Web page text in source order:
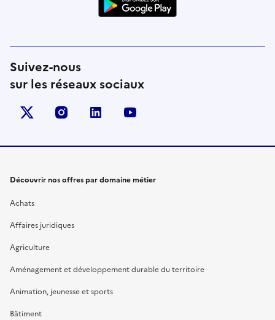
Suivez-nous
sur les réseaux sociaux
X (anciennement Twitter)
instagramlinkedin
Découvrir nos offres par domaine métier
Achats
Affaires juridiques
Agriculture
Aménagement et développement durable du territoire
Animation, jeunesse et sports
Bâtiment